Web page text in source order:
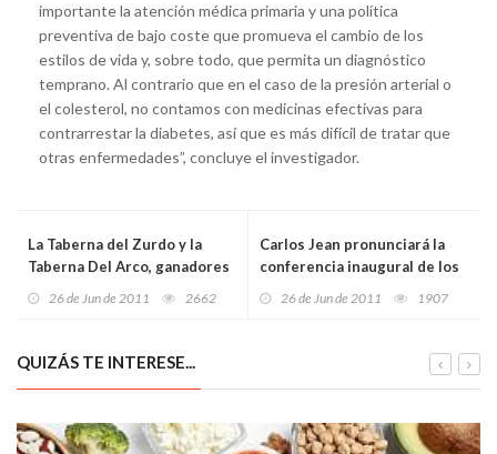
importante la atención médica primaria y una política
preventiva de bajo coste que promueva el cambio de los
estilos de vida y, sobre todo, que permita un diagnóstico
temprano. Al contrario que en el caso de la presión arterial o
el colesterol, no contamos con medicinas efectivas para
contrarrestar la diabetes, así que es más difícil de tratar que
otras enfermedades”, concluye el investigador.
La Taberna del Zurdo y la
Taberna Del Arco, ganadores
26 de Jun de 2011 2662
Carlos Jean pronunciará la
conferencia inaugural de los
26 de Jun de 2011 1907
QUIZÁS TE INTERESE...